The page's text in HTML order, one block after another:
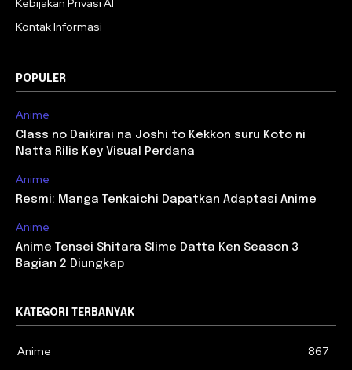
Kontak Informasi
POPULER
Anime
Class no Daikirai na Joshi to Kekkon suru Koto ni
Natta Rilis Key Visual Perdana
Anime
Resmi: Manga Tenkaichi Dapatkan Adaptasi Anime
Anime
Anime Tensei Shitara Slime Datta Ken Season 3
Bagian 2 Diungkap
KATEGORI TERBANYAK
Anime
867